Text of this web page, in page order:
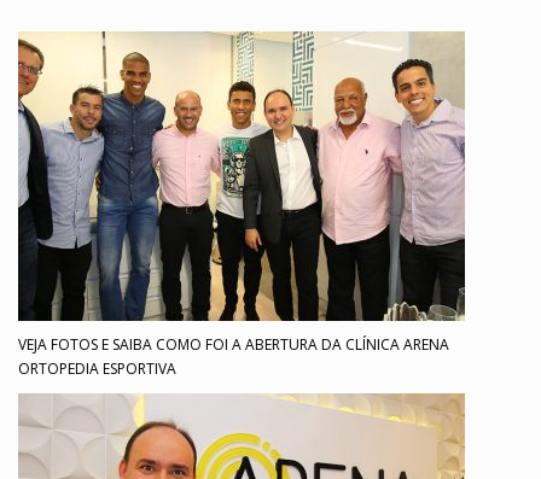
VEJA FOTOS E SAIBA COMO FOI A ABERTURA DA CLÍNICA ARENA
ORTOPEDIA ESPORTIVA